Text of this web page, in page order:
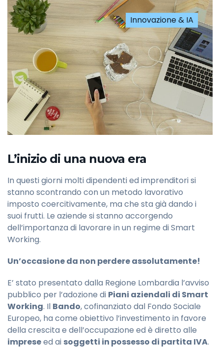
Innovazione & IA
L’inizio di una nuova era
In questi giorni molti dipendenti ed imprenditori si
stanno scontrando con un metodo lavorativo
imposto coercitivamente, ma che sta già dando i
suoi frutti. Le aziende si stanno accorgendo
dell’importanza di lavorare in un regime di Smart
Working.
Un’occasione da non perdere assolutamente!
E’ stato presentato dalla Regione Lombardia l’avviso
pubblico per l’adozione di Piani aziendali di Smart
Working. Il Bando, cofinanziato dal Fondo Sociale
Europeo, ha come obiettivo l’investimento in favore
della crescita e dell’occupazione ed è diretto alle
impreseed ai soggetti in possesso di partita IVA.